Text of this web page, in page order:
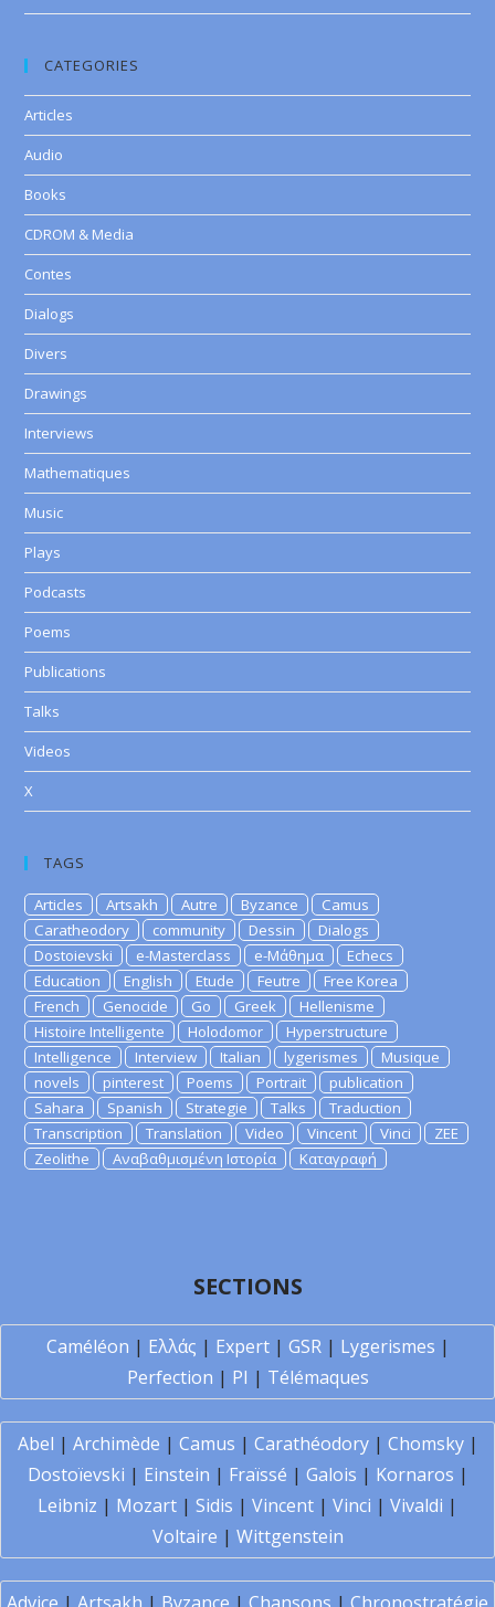
CATEGORIES
Articles
Audio
Books
CDROM & Media
Contes
Dialogs
Divers
Drawings
Interviews
Mathematiques
Music
Plays
Podcasts
Poems
Publications
Talks
Videos
X
TAGS
Articles Artsakh Autre Byzance
Camus
Caratheodory
community Dessin
Dialogs
Dostoievski
e-Masterclass e-Μάθημα
Echecs
Education
English Etude Feutre
Free Korea
French
Genocide Go Greek
Hellenisme
Histoire Intelligente
Holodomor
Hyperstructure
Intelligence
Interview Italian lygerismes
Musique
novels
pinterest Poems Portrait
publication
Sahara
Spanish Strategie Talks
Traduction
Transcription
Translation Video Vincent Vinci
ZEE
Zeolithe
Αναβαθμισμένη Ιστορία Καταγραφή
SECTIONS
Caméléon | Ελλάς | Expert| GSR| Lygerismes |
Perfection | PI | Télémaques
Abel | Archimède | Camus | Carathéodory| Chomsky|
Dostoïevski | Einstein | Fraïssé | Galois | Kornaros |
Leibniz | Mozart | Sidis | Vincent | Vinci | Vivaldi |
Voltaire | Wittgenstein